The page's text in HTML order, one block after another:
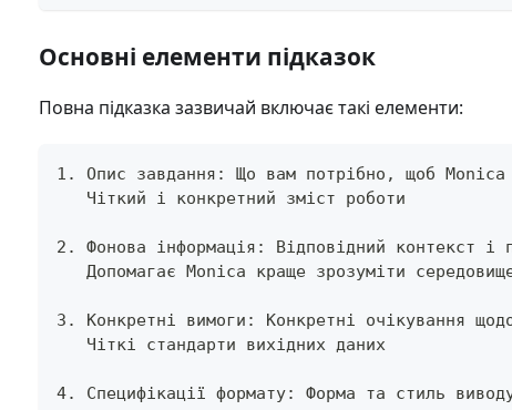
Основні елементи підказок
Повна підказка зазвичай включає такі елементи:
1. Опис завдання: Що вам потрібно, щоб Monica
   Чіткий і конкретний зміст роботи
2. Фонова інформація: Відповідний контекст і
Допомагає Monica краще зрозуміти
3. Конкретні вимоги: Конкретні очікування
   Чіткі стандарти вихідних даних
4. Специфікації формату: Форма та стиль